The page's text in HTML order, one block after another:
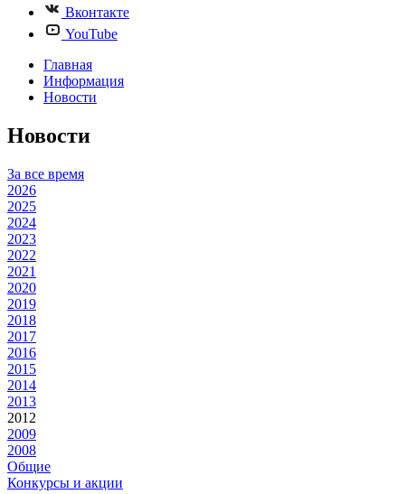
Вконтакте
YouTube
Главная
Информация
Новости
Новости
За все время
2026
2025
2024
2023
2022
2021
2020
2019
2018
2017
2016
2015
2014
2013
2012
2009
2008
Общие
Конкурсы и акции